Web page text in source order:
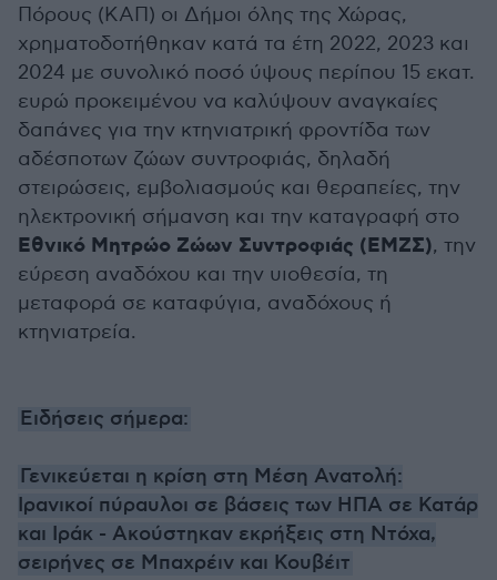
Πόρους (ΚΑΠ) οι Δήμοι όλης της Χώρας,
χρηματοδοτήθηκαν κατά τα έτη 2022, 2023 και
2024 με συνολικό ποσό ύψους περίπου 15 εκατ.
ευρώ προκειμένου να καλύψουν αναγκαίες
δαπάνες για την κτηνιατρική φροντίδα των
αδέσποτων ζώων συντροφιάς, δηλαδή
στειρώσεις, εμβολιασμούς και θεραπείες, την
ηλεκτρονική σήμανση και την καταγραφή στο
Εθνικό Μητρώο Ζώων Συντροφιάς (ΕΜΖΣ), την
εύρεση αναδόχου και την υιοθεσία, τη
μεταφορά σε καταφύγια, αναδόχους ή
κτηνιατρεία.
Ειδήσεις σήμερα:
Γενικεύεται η κρίση στη Μέση Ανατολή:
Ιρανικοί πύραυλοι σε βάσεις των ΗΠΑ σε Κατάρ
και Ιράκ - Ακούστηκαν εκρήξεις στη Ντόχα,
σειρήνες σε Μπαχρέιν και Κουβέιτ